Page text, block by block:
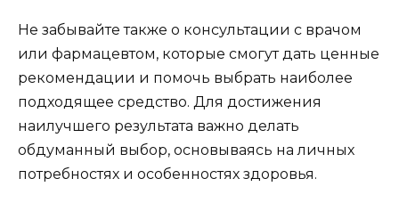
Не забывайте также о консультации с врачом
или фармацевтом, которые смогут дать ценные
рекомендации и помочь выбрать наиболее
подходящее средство. Для достижения
наилучшего результата важно делать
обдуманный выбор, основываясь на личных
потребностях и особенностях здоровья.